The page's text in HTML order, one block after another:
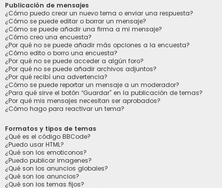
Publicación de mensajes
¿Cómo puedo crear un nuevo tema o enviar una respuesta?
¿Cómo se puede editar o borrar un mensaje?
¿Cómo se puede añadir una firma a mi mensaje?
¿Cómo creo una encuesta?
¿Por qué no se puede añadir más opciones a la encuesta?
¿Cómo edito o borro una encuesta?
¿Por qué no se puede acceder a algún foro?
¿Por qué no se puede añadir archivos adjuntos?
¿Por qué recibí una advertencia?
¿Cómo se puede reportar un mensaje a un moderador?
¿Para qué sirve el botón “Guardar” en la publicación de temas?
¿Por qué mis mensajes necesitan ser aprobados?
¿Cómo hago para reactivar un tema?
Formatos y tipos de temas
¿Qué es el código BBCode?
¿Puedo usar HTML?
¿Qué son los emoticonos?
¿Puedo publicar imagenes?
¿Qué son los anuncios globales?
¿Qué son los anuncios?
¿Qué son los temas fijos?